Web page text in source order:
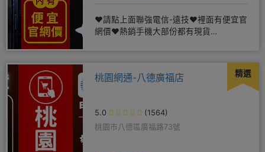
❤️請點上面聯強電信-遠技❤️裡面有便宜官
網價❤️熱銷手機大部份都有現貨
精選
桃園網通-八德廣福店
5.0
(1564)
桃園市八德區廣福路73號